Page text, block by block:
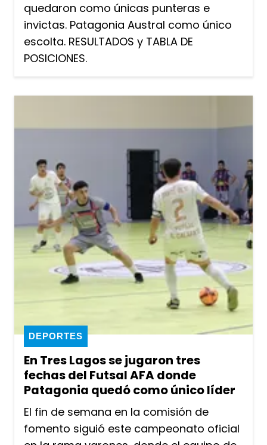
quedaron como únicas punteras e
invictas. Patagonia Austral como único
escolta. RESULTADOS y TABLA DE
POSICIONES.
En Tres Lagos se jugaron tres
fechas del Futsal AFA donde
Patagonia quedó como único líder
DEPORTES
El fin de semana en la comisión de
fomento siguió este campeonato oficial